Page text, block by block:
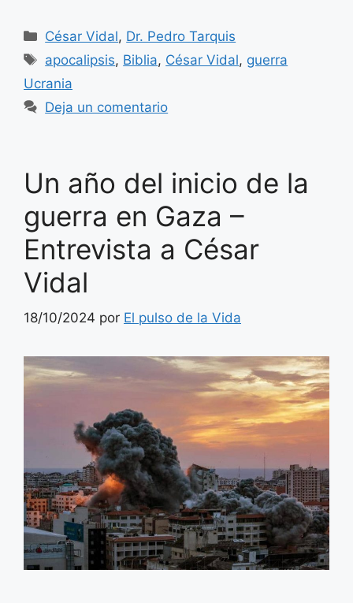
Categorías
César Vidal, Dr. Pedro Tarquis
Etiquetas
apocalipsis, Biblia, César Vidal, guerra
Ucrania
Deja un comentario
Un año del inicio de la
guerra en Gaza –
Entrevista a César
Vidal
18/10/2024 por El pulso de la Vida